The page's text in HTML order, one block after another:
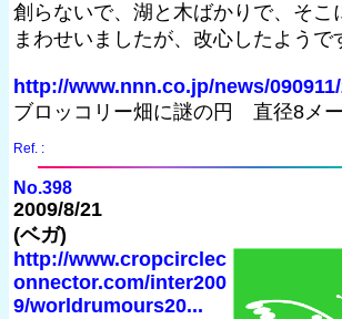
創らないで、湖と木ばかりで、そこ
まわせいましたが、改心したようで
http://www.nnn.co.jp/news/
ブロッコリー畑に謎の円 直径8メ
Ref. :
No.398
2009/8/21
(ベガ)
http://www.cropcirclec
onnector.com/inter200
9/worldrumours20...